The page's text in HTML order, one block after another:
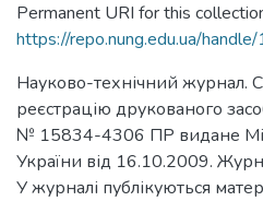
Permanent URI for this
https://repo.nung.edu.ua/
Науково-технічний журнал.
реєстрацію друкованого
№ 15834-4306 ПР видане
України від 16.10.2009.
У журналі публікуються